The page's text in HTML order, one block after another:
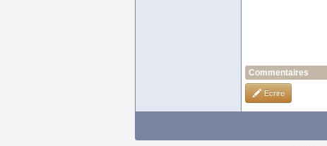
Commentaires
Ecrire